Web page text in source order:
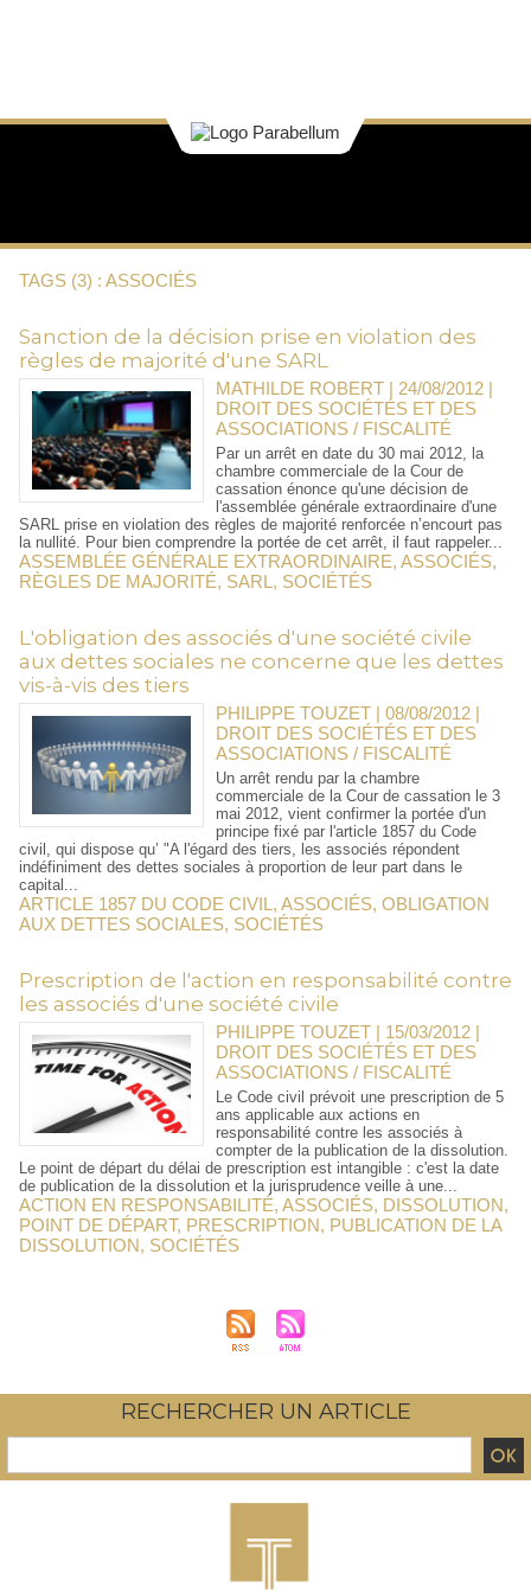
TAGS (3) : ASSOCIÉS
Sanction de la décision prise en violation des
règles de majorité d'une SARL
MATHILDE ROBERT | 24/08/2012 |
DROIT DES SOCIÉTÉS ET DES
ASSOCIATIONS / FISCALITÉ
Par un arrêt en date du 30 mai 2012, la
chambre commerciale de la Cour de
cassation énonce qu'une décision de
l'assemblée générale extraordinaire d'une
SARL prise en violation des règles de majorité renforcée n’encourt pas
la nullité. Pour bien comprendre la portée de cet arrêt, il faut rappeler...
ASSEMBLÉE GÉNÉRALE EXTRAORDINAIRE, ASSOCIÉS,
RÈGLES DE MAJORITÉ, SARL , SOCIÉTÉS
L'obligation des associés d'une société civile
aux dettes sociales ne concerne que les dettes
vis-à-vis des tiers
PHILIPPE TOUZET | 08/08/2012 |
DROIT DES SOCIÉTÉS ET DES
ASSOCIATIONS / FISCALITÉ
Un arrêt rendu par la chambre
commerciale de la Cour de cassation le 3
mai 2012, vient confirmer la portée d'un
principe fixé par l'article 1857 du Code
civil, qui dispose qu’ "A l'égard des tiers, les associés répondent
indéfiniment des dettes sociales à proportion de leur part dans le
capital...
ARTICLE 1857 DU CODE CIVIL , ASSOCIÉS, OBLIGATION
AUX DETTES SOCIALES, SOCIÉTÉS
Prescription de l'action en responsabilité contre
les associés d'une société civile
PHILIPPE TOUZET | 15/03/2012 |
DROIT DES SOCIÉTÉS ET DES
ASSOCIATIONS / FISCALITÉ
Le Code civil prévoit une prescription de 5
ans applicable aux actions en
responsabilité contre les associés à
compter de la publication de la dissolution.
Le point de départ du délai de prescription est intangible : c'est la date
de publication de la dissolution et la jurisprudence veille à une...
ACTION EN RESPONSABILITÉ, ASSOCIÉS, DISSOLUTION,
POINT DE DÉPART, PRESCRIPTION, PUBLICATION DE LA
DISSOLUTION, SOCIÉTÉS
RECHERCHER UN ARTICLE